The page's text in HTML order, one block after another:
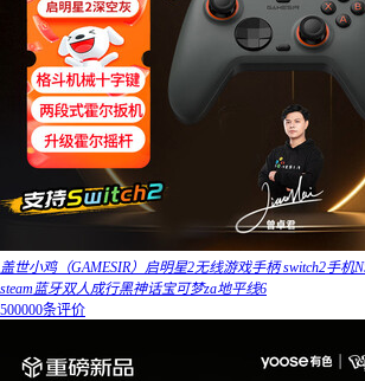
盖世小鸡（GAMESIR）启明星2无线游戏手柄 switch2手机
steam蓝牙双人成行黑神话宝可梦za地平线6
500000条评价